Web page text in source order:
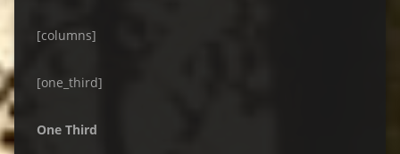
[columns]
[one_third]
One Third